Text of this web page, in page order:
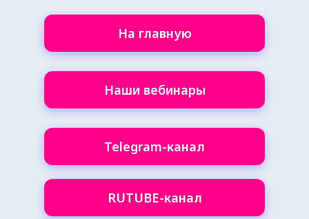
На главную
Наши вебинары
Telegram-канал
RUTUBE-канал